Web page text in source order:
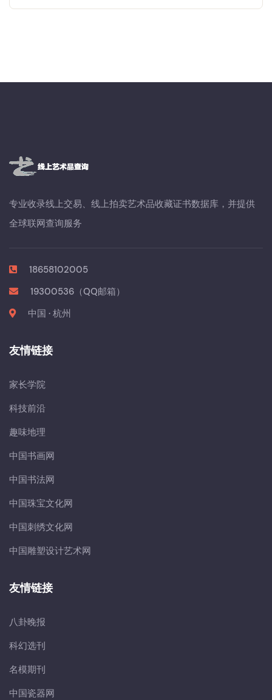
专业收录线上交易、线上拍卖艺术品收藏证书数据库，并提供
全球联网查询服务
18658102005
19300536（QQ邮箱）
中国 · 杭州
友情链接
家长学院
科技前沿
趣味地理
中国书画网
中国书法网
中国珠宝文化网
中国刺绣文化网
中国雕塑设计艺术网
友情链接
八卦晚报
科幻选刊
名模期刊
中国瓷器网